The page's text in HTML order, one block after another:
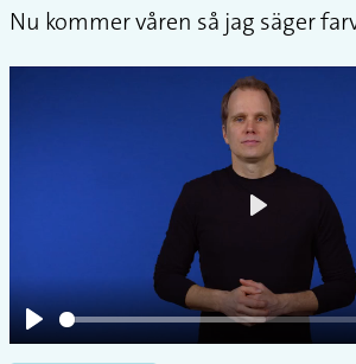
Nu kommer våren så jag säger
Play